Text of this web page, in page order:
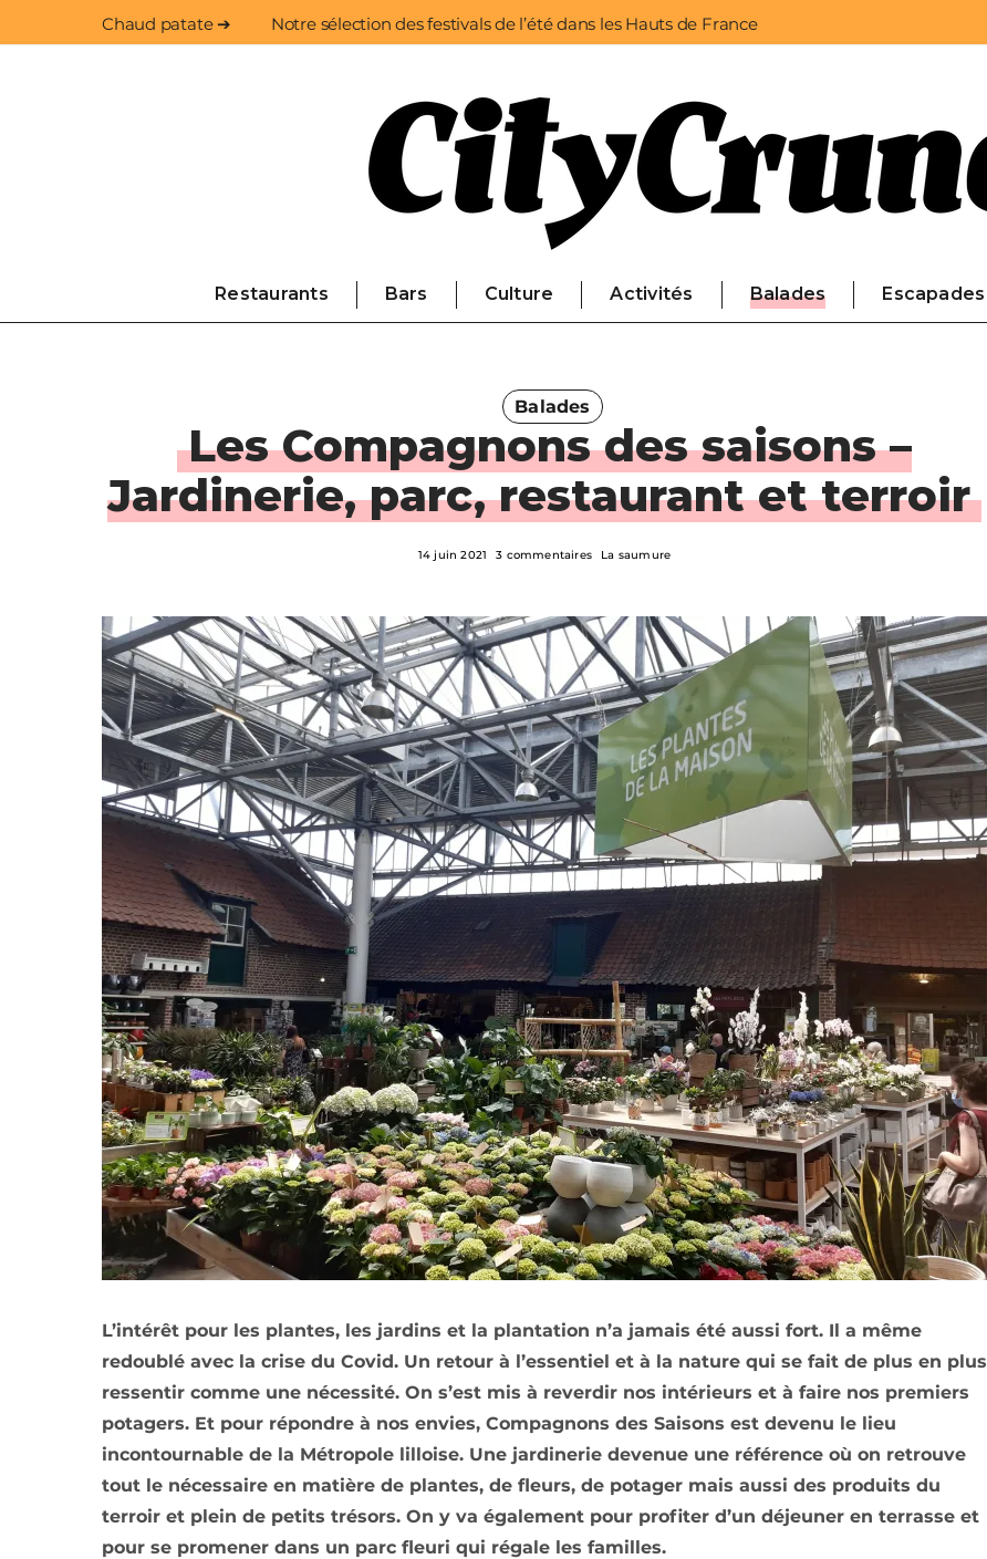
Chaud patate ➔ Notre sélection des festivals de l’été dans les Hauts de France
Restaurants Bars Culture Activités Balades Escapades
Balades
Les Compagnons des saisons –
Jardinerie, parc, restaurant et terroir
14 juin 2021 3 commentaires La saumure
L’intérêt pour les plantes, les jardins et la plantation n’a jamais été aussi fort. Il a même
redoublé avec la crise du Covid. Un retour à l’essentiel et à la nature qui se fait de plus en plus
ressentir comme une nécessité. On s’est mis à reverdir nos intérieurs et à faire nos premiers
potagers. Et pour répondre à nos envies, Compagnons des Saisons est devenu le lieu
incontournable de la Métropole lilloise. Une jardinerie devenue une référence où on retrouve
tout le nécessaire en matière de plantes, de fleurs, de potager mais aussi des produits du
terroir et plein de petits trésors. On y va également pour profiter d’un déjeuner en terrasse et
pour se promener dans un parc fleuri qui régale les familles.